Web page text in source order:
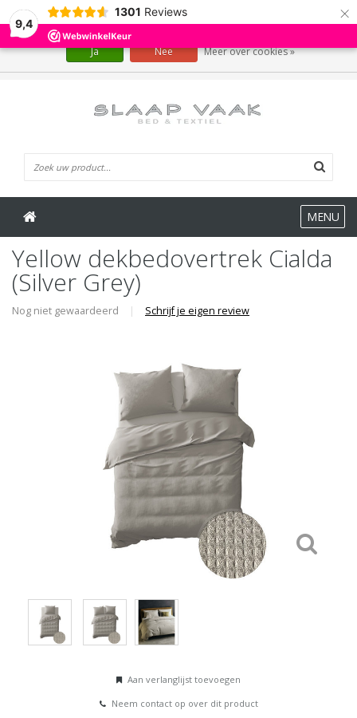
9,4
1301 Reviews ×
MENU
Yellow dekbedovertrek Cialda
(Silver Grey)
Nog niet gewaardeerd | Schrijf je eigen review
Aan verlanglijst toevoegen
Neem contact op over dit product
Wij slaan cookies op om onze website te verbeteren. Is dat akkoord?
Ja Nee Meer over cookies »